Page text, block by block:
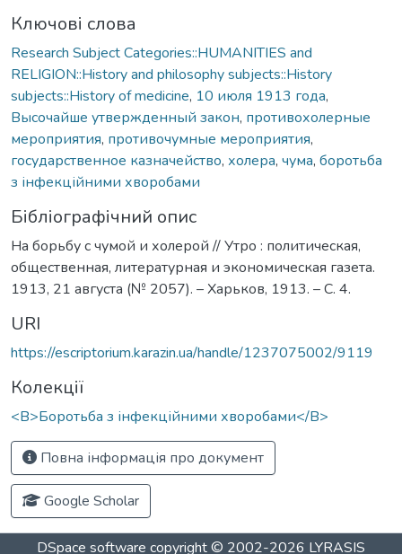
Ключові слова
Research Subject Categories::HUMANITIES and
RELIGION::History and philosophy subjects::History
subjects::History of medicine, 10 июля 1913 года,
Высочайше утвержденный закон, противохолерные
мероприятия, противочумные мероприятия,
государственное казначейство, холера, чума, боротьба
з інфекційними хворобами
Бібліографічний опис
На борьбу с чумой и холерой // Утро : политическая,
общественная, литературная и экономическая газета.
1913, 21 августа (№ 2057). – Харьков, 1913. – С. 4.
URI
https://escriptorium.karazin.ua/handle/1237075002/9119
Колекції
<B>Боротьба з інфекційними хворобами</B>
Повна інформація про документ
Google Scholar
DSpace software copyright © 2002-2026 LYRASIS